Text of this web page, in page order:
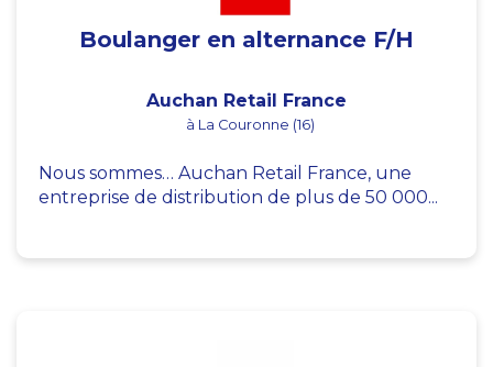
Boulanger en alternance F/H
Auchan Retail France
à La Couronne (16)
Nous sommes… Auchan Retail France, une
entreprise de distribution de plus de 50 000...